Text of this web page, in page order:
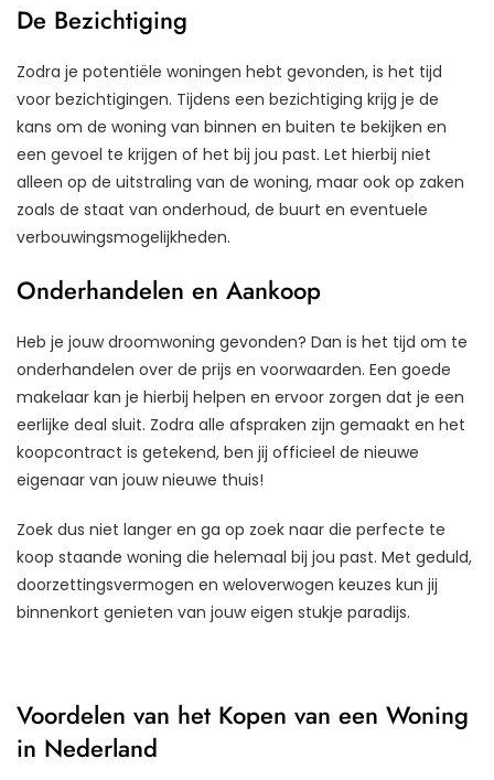
De Bezichtiging
Zodra je potentiële woningen hebt gevonden, is het tijd
voor bezichtigingen. Tijdens een bezichtiging krijg je de
kans om de woning van binnen en buiten te bekijken en
een gevoel te krijgen of het bij jou past. Let hierbij niet
alleen op de uitstraling van de woning, maar ook op zaken
zoals de staat van onderhoud, de buurt en eventuele
verbouwingsmogelijkheden.
Onderhandelen en Aankoop
Heb je jouw droomwoning gevonden? Dan is het tijd om te
onderhandelen over de prijs en voorwaarden. Een goede
makelaar kan je hierbij helpen en ervoor zorgen dat je een
eerlijke deal sluit. Zodra alle afspraken zijn gemaakt en het
koopcontract is getekend, ben jij officieel de nieuwe
eigenaar van jouw nieuwe thuis!
Zoek dus niet langer en ga op zoek naar die perfecte te
koop staande woning die helemaal bij jou past. Met geduld,
doorzettingsvermogen en weloverwogen keuzes kun jij
binnenkort genieten van jouw eigen stukje paradijs.
Voordelen van het Kopen van een Woning
in Nederland